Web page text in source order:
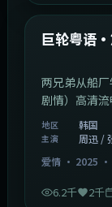
最新
巨轮粤语
两兄弟从船
剧情）高清流
地区 韩国
主演
周迅 /
爱情· 2025 ·
6.2千 2千